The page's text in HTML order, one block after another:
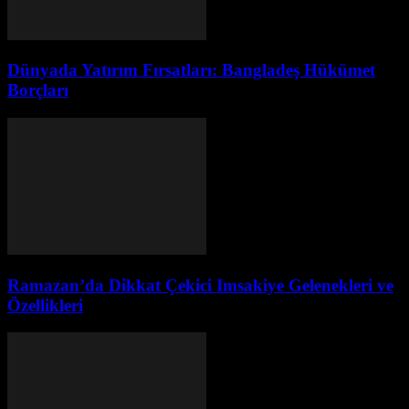
Dünyada Yatırım Fırsatları: Bangladeş Hükümet
Borçları
Ramazan’da Dikkat Çekici Imsakiye Gelenekleri ve
Özellikleri